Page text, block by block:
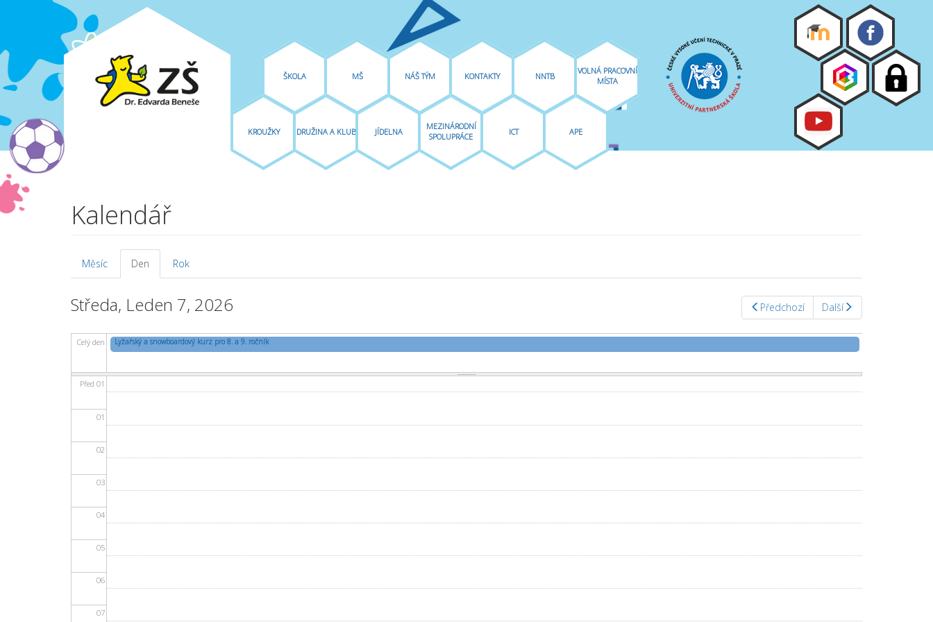
Přejít k hlavnímu obsahu
KROUŽKY
ŠKOLA
DRUŽINA A KLUB JÍDELNA
MEZINÁRODNÍ
SPOLUPRÁCE
NÁŠ TÝM KONTAKTY
ICT APE
MŠ NNTB
VOLNÁ PRACOVNÍ
MÍSTA
Kalendář
Hlavní záložky
Měsíc Den (aktivní
záložka)
Rok
Předchozí Další
Středa, Leden 7, 2026
Celý den Lyžařský a snowboardový kurz pro 8. a 9. ročník
Před 01
01
02
03
04
05
06
07